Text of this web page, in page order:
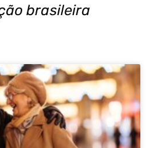
brasileira